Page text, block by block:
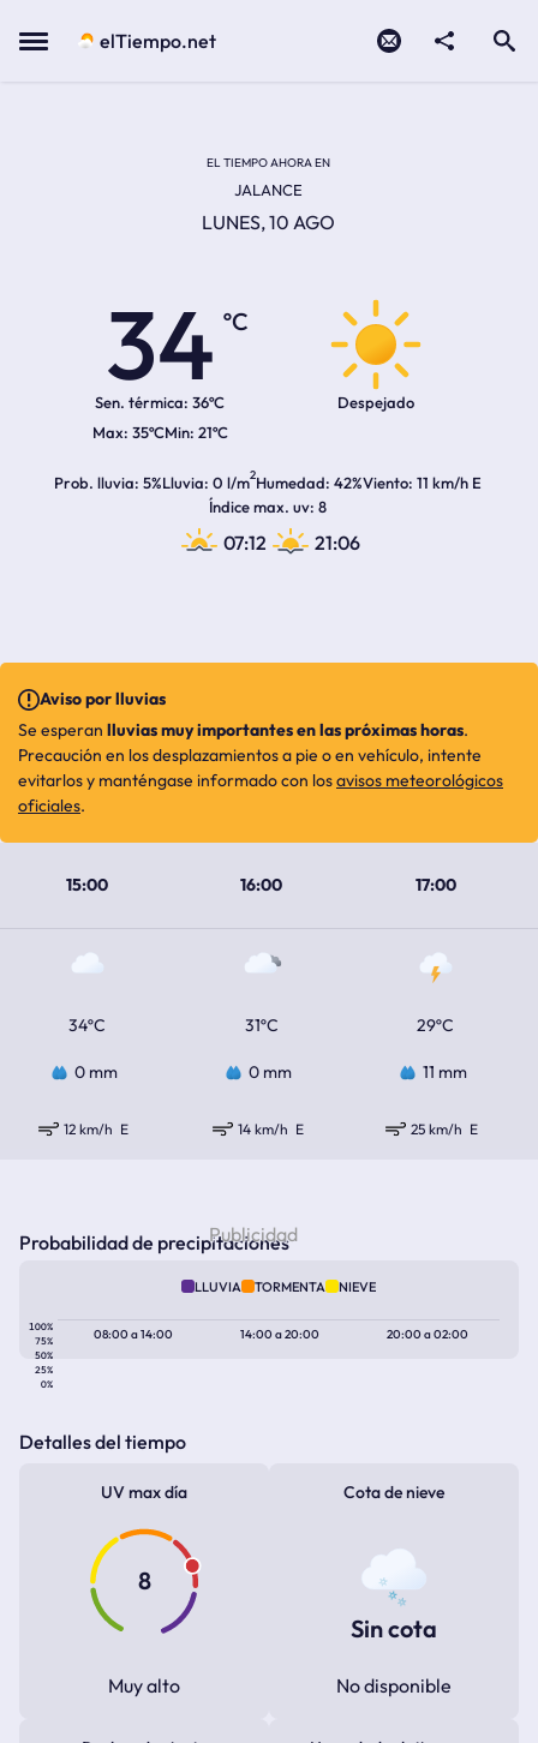
Menu elTiempo.net
EL TIEMPO AHORA EN
JALANCE
LUNES, 10 AGO
34
ºC
Sen. térmica: 36ºC
35ºC 21ºC
Despejado
Prob. lluvia 5%Lluvia 0 l/m2Humedad 42%Viento 11 km/h E
Índice max. uv 8
07:12 21:06
15:00 16:00 17:00
34ºC 31ºC 29ºC
0 mm 0 mm 11 mm
12 km/h E 14 km/h E 25 km/h E
Aviso por lluvias
Se esperan lluvias muy importantes en las próximas horas.
Precaución en los desplazamientos a pie o en vehículo, intente
evitarlos y manténgase informado con losavisos meteorológicos
oficiales.
Probabilidad de precipitaciones
LLUVIA TORMENTA NIEVE
100%
75%
50%
25%
0%
08:00a14:00 14:00a20:00 20:00a02:00
Detalles del tiempo
UV max día
8
Muy alto
Cota de nieve
Sin cota
No disponible